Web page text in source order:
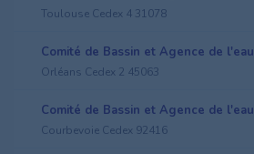
Toulouse Cedex 4 31078
Comité de Bassin et Agence de l'eau
Orléans Cedex 2 45063
Comité de Bassin et Agence de l'eau
Courbevoie Cedex 92416